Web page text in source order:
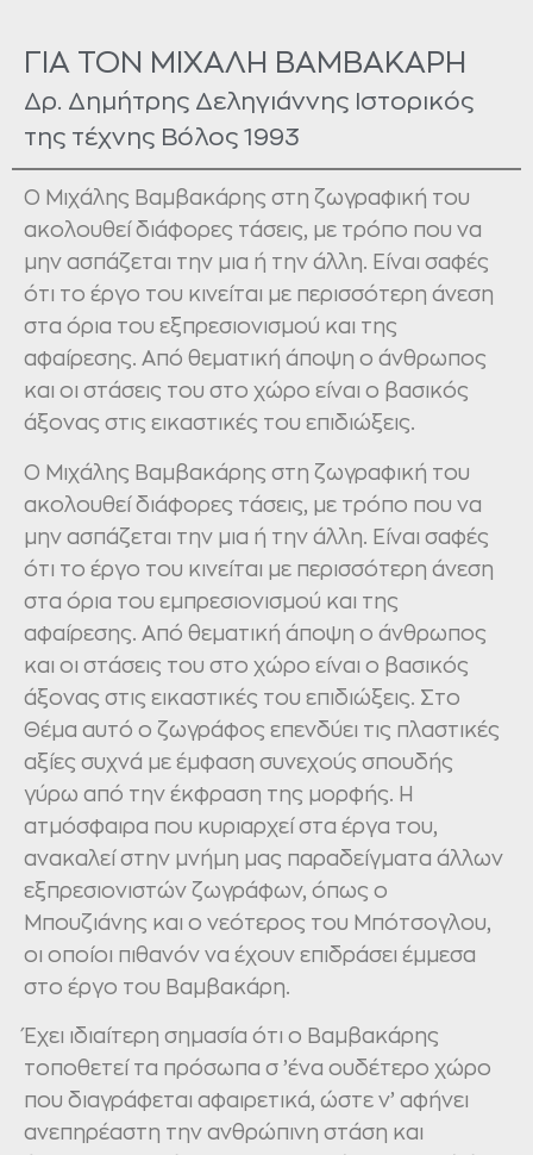
ΓΙΑ ΤΟΝ ΜΙΧΑΛΗ ΒΑΜΒΑΚΑΡΗ
Δρ. Δημήτρης Δεληγιάννης Ιστορικός
της τέχνης Βόλος 1993
Ο Μιχάλης Βαμβακάρης στη ζωγραφική του
ακολουθεί διάφορες τάσεις, με τρόπο που να
μην ασπάζεται την μια ή την άλλη. Είναι σαφές
ότι το έργο του κινείται με περισσότερη άνεση
στα όρια του εξπρεσιονισμού και της
αφαίρεσης. Από θεματική άποψη ο άνθρωπος
και οι στάσεις του στο χώρο είναι ο βασικός
άξονας στις εικαστικές του επιδιώξεις.
Ο Μιχάλης Βαμβακάρης στη ζωγραφική του
ακολουθεί διάφορες τάσεις, με τρόπο που να
μην ασπάζεται την μια ή την άλλη. Είναι σαφές
ότι το έργο του κινείται με περισσότερη άνεση
στα όρια του εμπρεσιονισμού και της
αφαίρεσης. Από θεματική άποψη ο άνθρωπος
και οι στάσεις του στο χώρο είναι ο βασικός
άξονας στις εικαστικές του επιδιώξεις. Στο
Θέμα αυτό ο ζωγράφος επενδύει τις πλαστικές
αξίες συχνά με έμφαση συνεχούς σπουδής
γύρω από την έκφραση της μορφής. Η
ατμόσφαιρα που κυριαρχεί στα έργα του,
ανακαλεί στην μνήμη μας παραδείγματα άλλων
εξπρεσιονιστών ζωγράφων, όπως ο
Μπουζιάνης και ο νεότερος του Μπότσογλου,
οι οποίοι πιθανόν να έχουν επιδράσει έμμεσα
στο έργο του Βαμβακάρη.
Έχει ιδιαίτερη σημασία ότι ο Βαμβακάρης
τοποθετεί τα πρόσωπα σ ’ένα ουδέτερο χώρο
που διαγράφεται αφαιρετικά, ώστε ν’ αφήνει
ανεπηρέαστη την ανθρώπινη στάση και